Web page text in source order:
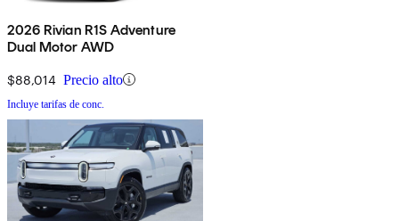
2026 Rivian R1S Adventure
Dual Motor AWD
$88,014 Precio alto
Incluye tarifas de conc.